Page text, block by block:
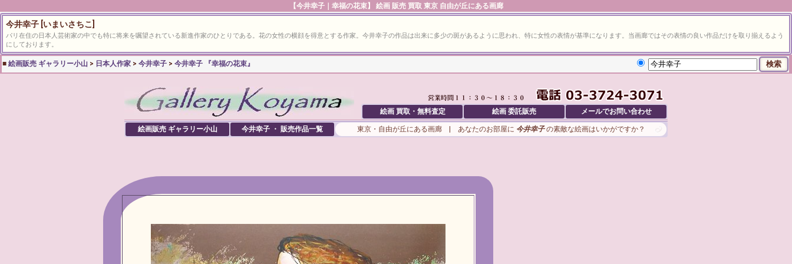
【今井幸子｜幸福の花束】 絵画 販売 買取 東京 自由が丘にある画廊
今井幸子 [いまいさちこ]
パリ在住の日本人芸術家の中でも特に将来を嘱望されている新進作家のひとりである。花の女性の横顔を得意とする作家。今井幸子の作品は出来に多少の斑があるように思われ、特に女性の表情が基準になります。当画廊ではその表情の良い作品だけを取り揃えるよう
にしております。
■ 絵画販売 ギャラリー小山 > 日本人作家 > 今井幸子 > 今井幸子 『幸福の花束』
絵画 買取・無料査定 絵画 委託販売 メールでお問い合わせ
絵画販売 ギャラリー小山 今井幸子 ・ 販売作品一覧 東京・自由が丘にある画廊 | あなたのお部屋に 今井幸子の素敵な絵画はいかがですか？